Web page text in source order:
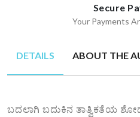
Secure
Your Payments
DETAILS ABOUT THE
ಬದಲಾಗಿ ಬದುಕಿನ ತಾತ್ವಿಕತೆಯ